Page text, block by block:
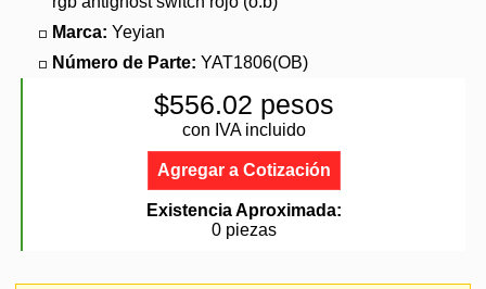
Marca: Yeyian
Número de Parte: YAT1806(OB)
$556.02 pesos
con IVA incluido
Agregar a Cotización
Existencia Aproximada:
0 piezas